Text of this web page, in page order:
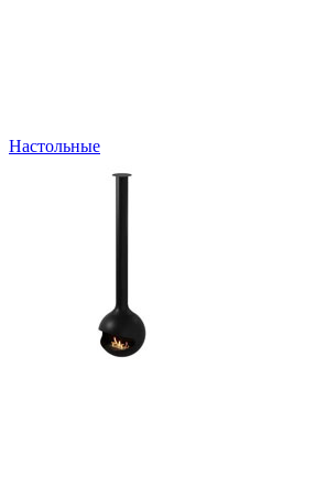
Настольные